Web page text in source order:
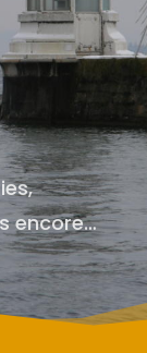
encore…